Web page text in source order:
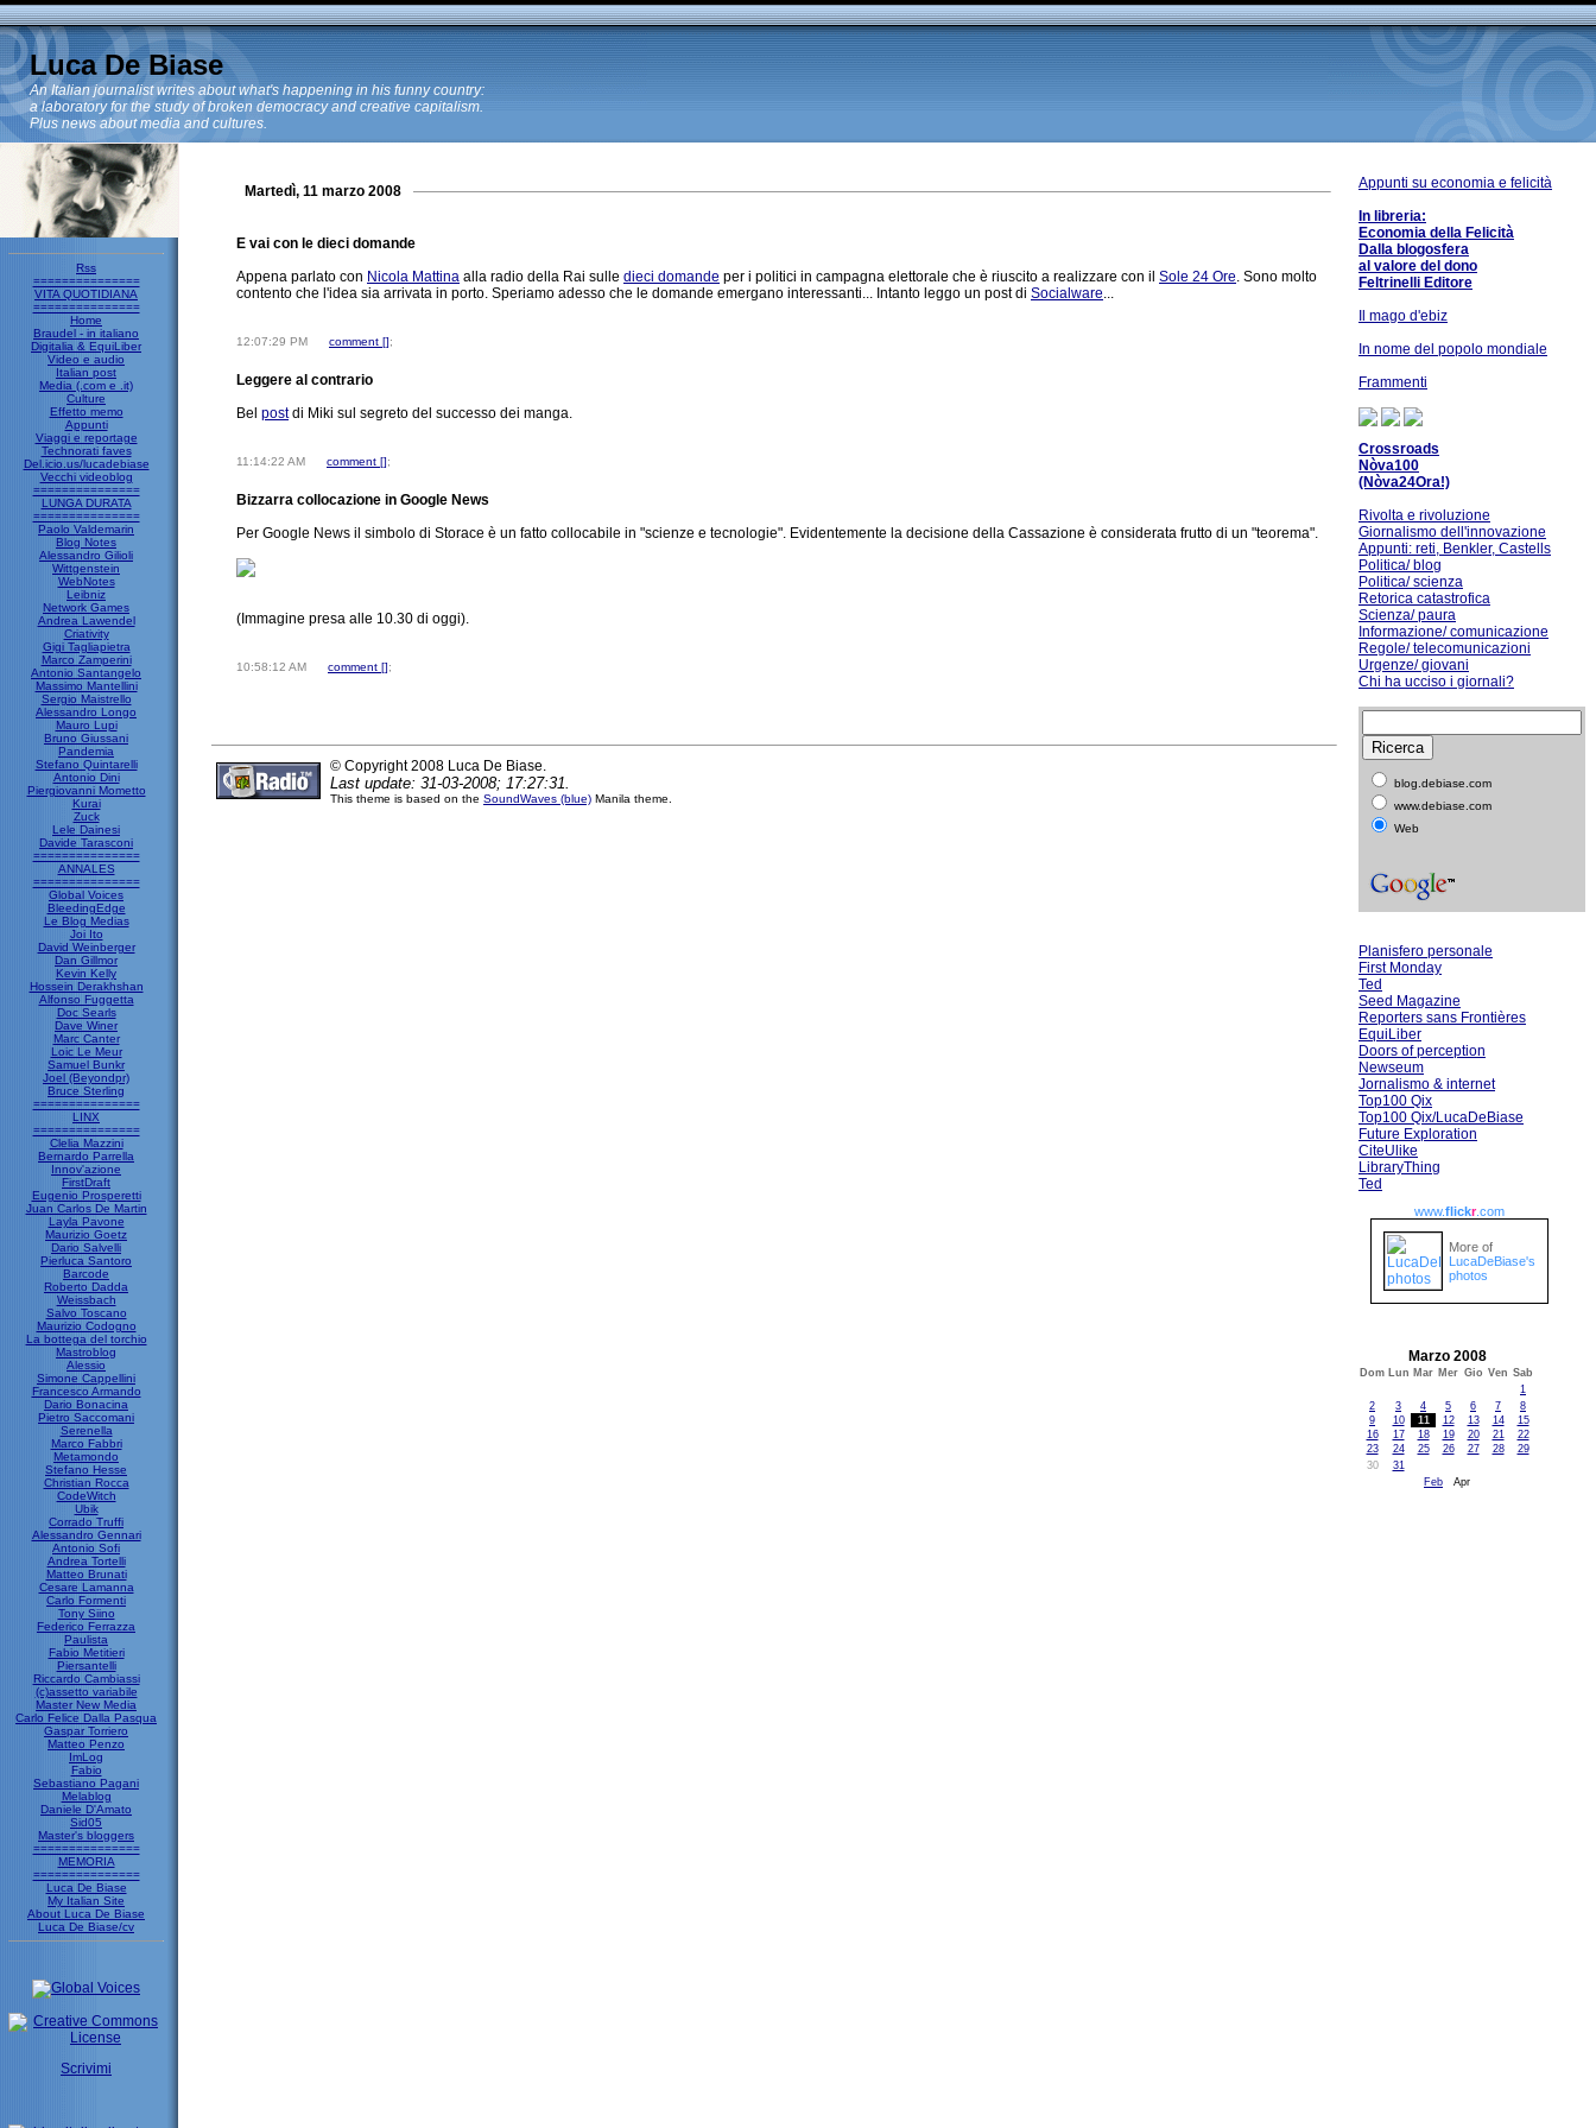
Luca De Biase
An Italian journalist writes about what's happening in his funny country:
a laboratory for the study of broken democracy and creative capitalism.
Plus news about media and cultures.
Rss
===============
VITA QUOTIDIANA
===============
Home
Braudel - in italiano
Digitalia & EquiLiber
Video e audio
Italian post
Media (.com e .it)
Culture
Effetto memo
Appunti
Viaggi e reportage
Technorati faves
Del.icio.us/lucadebiase
Vecchi videoblog
===============
LUNGA DURATA
===============
Paolo Valdemarin
Blog Notes
Alessandro Gilioli
Wittgenstein
WebNotes
Leibniz
Network Games
Andrea Lawendel
Criativity
Gigi Tagliapietra
Marco Zamperini
Antonio Santangelo
Massimo Mantellini
Sergio Maistrello
Alessandro Longo
Mauro Lupi
Bruno Giussani
Pandemia
Stefano Quintarelli
Antonio Dini
Piergiovanni Mometto
Kurai
Zuck
Lele Dainesi
Davide Tarasconi
===============
ANNALES
===============
Global Voices
BleedingEdge
Le Blog Medias
Joi Ito
David Weinberger
Dan Gillmor
Kevin Kelly
Hossein Derakhshan
Alfonso Fuggetta
Doc Searls
Dave Winer
Marc Canter
Loic Le Meur
Samuel Bunkr
Joel (Beyondpr)
Bruce Sterling
===============
LINX
===============
Clelia Mazzini
Bernardo Parrella
Innov'azione
FirstDraft
Eugenio Prosperetti
Juan Carlos De Martin
Layla Pavone
Maurizio Goetz
Dario Salvelli
Pierluca Santoro
Barcode
Roberto Dadda
Weissbach
Salvo Toscano
Maurizio Codogno
La bottega del torchio
Mastroblog
Alessio
Simone Cappellini
Francesco Armando
Dario Bonacina
Pietro Saccomani
Serenella
Marco Fabbri
Metamondo
Stefano Hesse
Christian Rocca
CodeWitch
Ubik
Corrado Truffi
Alessandro Gennari
Antonio Sofi
Andrea Tortelli
Matteo Brunati
Cesare Lamanna
Carlo Formenti
Tony Siino
Federico Ferrazza
Paulista
Fabio Metitieri
Piersantelli
Riccardo Cambiassi
(c)assetto variabile
Master New Media
Carlo Felice Dalla Pasqua
Gaspar Torriero
Matteo Penzo
ImLog
Fabio
Sebastiano Pagani
Melablog
Daniele D'Amato
Sid05
Master's bloggers
===============
MEMORIA
===============
Luca De Biase
My Italian Site
About Luca De Biase
Luca De Biase/cv
Scrivimi
Martedì, 11 marzo 2008
E vai con le dieci domande
Appena parlato con Nicola Mattina alla radio della Rai sulle dieci domande per i politici in campagna elettorale che è riuscito a realizzare con il Sole 24 Ore. Sono molto
contento che l'idea sia arrivata in porto. Speriamo adesso che le domande emergano interessanti... Intanto leggo un post di Socialware...
12:07:29 PM comment [];
Leggere al contrario
Bel postdi Miki sul segreto del successo dei manga.
11:14:22 AM comment [];
Bizzarra collocazione in Google News
Per Google News il simbolo di Storace è un fatto collocabile in "scienze e tecnologie". Evidentemente la decisione della Cassazione è considerata frutto di un "teorema".
(Immagine presa alle 10.30 di oggi).
10:58:12 AM comment [];
© Copyright 2008 Luca De Biase.
Last update: 31-03-2008; 17:27:31.
This theme is based on the SoundWaves (blue) Manila theme.
Appunti su economia e felicità
In libreria:
Economia della Felicità
Dalla blogosfera
al valore del dono
Feltrinelli Editore
Il mago d'ebiz
In nome del popolo mondiale
Frammenti
Crossroads
Nòva100
(Nòva24Ora!)
Rivolta e rivoluzione
Giornalismo dell'innovazione
Appunti: reti, Benkler, Castells
Politica/ blog
Politica/ scienza
Retorica catastrofica
Scienza/ paura
Informazione/ comunicazione
Regole/ telecomunicazioni
Urgenze/ giovani
Chi ha ucciso i giornali?
blog.debiase.com
www.debiase.com
Web
Planisfero personale
First Monday
Ted
Seed Magazine
Reporters sans Frontières
EquiLiber
Doors of perception
Newseum
Jornalismo & internet
Top100 Qix
Top100 Qix/LucaDeBiase
Future Exploration
CiteUlike
LibraryThing
Ted
www.flickr.com
More of
LucaDeBiase's
photos
Marzo 2008
Dom Lun Mar Mer Gio Ven Sab
1
2
3 4 5 6 7
8
9
10 11 12 13 14
15
16
17 18 19 20 21
22
23
24 25 26 27 28
29
30
31
Feb Apr